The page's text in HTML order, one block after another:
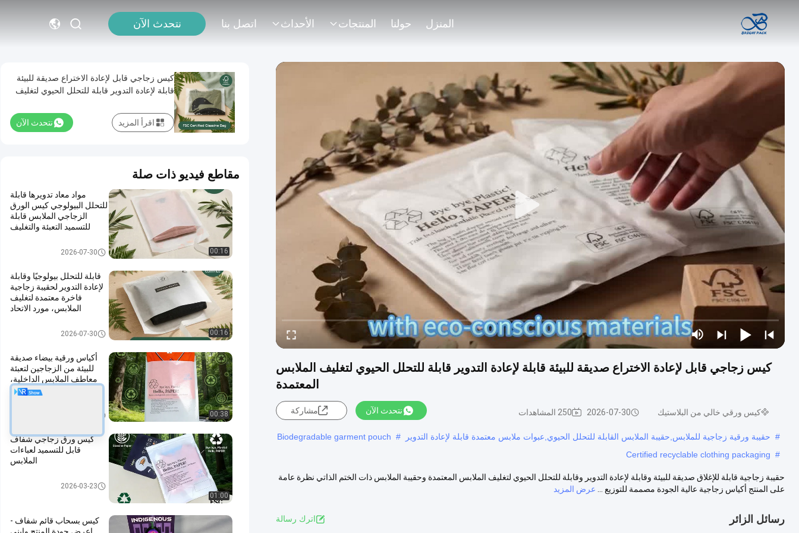
المنزل حولنا المنتجات الأحداث اتصل بنا نتحدث الآن
كيس زجاجي قابل لإعادة الاختراع صديقة للبيئة قابلة لإعادة التدوير قابلة للتحلل الحيوي لتغليف الملابس
المعتمدة
كيس ورقي خالي من البلاستيك 2026-07-30 250 المشاهدات نتحدث الآن مشاركة
# حقيبة ورقية زجاجية للملابس,حقيبة الملابس القابلة للتحلل الحيوي,عبوات ملابس معتمدة قابلة لإعادة التدوير #
Biodegradable garment pouch
#
Certified recyclable clothing packaging
حقيبة زجاجية قابلة للإغلاق صديقة للبيئة وقابلة لإعادة التدوير وقابلة للتحلل الحيوي لتغليف الملابس المعتمدة وحقيبة الملابس ذات الختم الذاتي نظرة عامة
على المنتج أكياس زجاجية عالية الجودة مصممة للتوزيع ...
عرض المزيد
رسائل الزائر اترك رسالة
كيس زجاجي قابل لإعادة الاختراع صديقة للبيئة
قابلة لإعادة التدوير قابلة للتحلل الحيوي لتغليف
نتحدث الآن اقرأ المزيد
مقاطع فيديو ذات صلة
00:16
مواد معاد تدويرها قابلة
للتحلل البيولوجي كيس الورق
الزجاجي الملابس قابلة
للتسميد التعبئة والتغليف
الملابس الفاخرة
كيس ورقي خالي من البلاستيك
2026-07-30
00:16
قابلة للتحلل بيولوجيًا وقابلة
لإعادة التدوير لحقيبة زجاجية
فاخرة معتمدة لتغليف
الملابس، مورد الاتحاد
كيس ورقي خالي من البلاستيك
2026-07-30
00:38
أكياس ورقية بيضاء صديقة
للبيئة من الزجاجين لتعبئة
معاطف الملابس الداخلية،
أكياس تغليف ملابس قابلة
01:00
كيس ورق زجاجي شفاف
قابل للتسميد لعباءات
الملابس
2026-03-23
كيس بسحاب قائم شفاف -